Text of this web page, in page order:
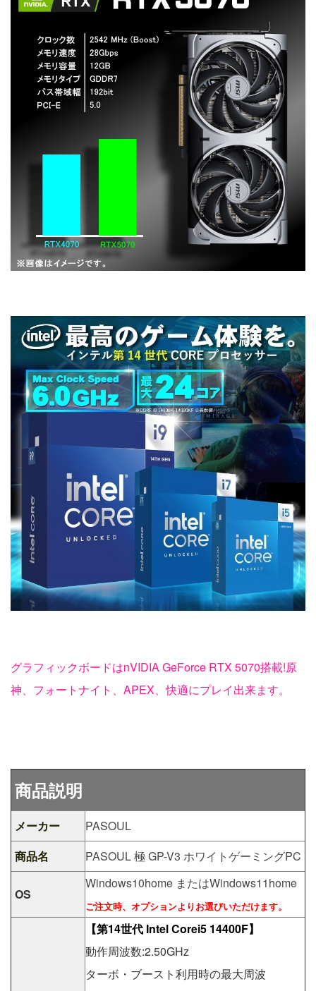
グラフィックボードはnVIDIA GeForce RTX 5070搭載!原
神、フォートナイト、APEX、快適にプレイ出来ます。
商品説明
メーカー
PASOUL
商品名
PASOUL 極 GP-V3 ホワイトゲーミングPC
OS
Windows10home またはWindows11home
ご注文時、オプションよりお選びいただけます。
【第14世代 Intel Corei5 14400F】
動作周波数:2.50GHz
ターボ・ブースト利用時の最大周波